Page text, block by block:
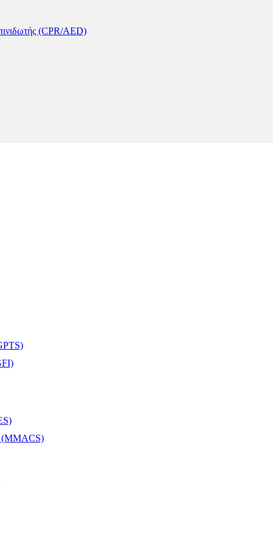
(CPR/AED)
(MMACS)